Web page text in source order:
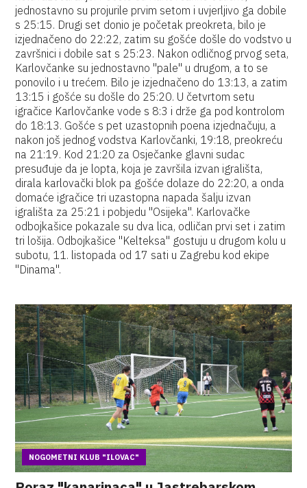
jednostavno su projurile prvim setom i uvjerljivo ga dobile
s 25:15. Drugi set donio je početak preokreta, bilo je
izjednačeno do 22:22, zatim su gošće došle do vodstvo u
završnici i dobile sat s 25:23. Nakon odličnog prvog seta,
Karlovčanke su jednostavno "pale" u drugom, a to se
ponovilo i u trećem. Bilo je izjednačeno do 13:13, a zatim
13:15 i gošće su došle do 25:20. U četvrtom setu
igračice Karlovčanke vode s 8:3 i drže ga pod kontrolom
do 18:13. Gošće s pet uzastopnih poena izjednačuju, a
nakon još jednog vodstva Karlovčanki, 19:18, preokreću
na 21:19. Kod 21:20 za Osječanke glavni sudac
presuđuje da je lopta, koja je završila izvan igrališta,
dirala karlovački blok pa gošće dolaze do 22:20, a onda
domaće igračice tri uzastopna napada šalju izvan
igrališta za 25:21 i pobjedu "Osijeka". Karlovačke
odbojkašice pokazale su dva lica, odličan prvi set i zatim
tri lošija. Odbojkašice "Kelteksa" gostuju u drugom kolu u
subotu, 11. listopada od 17 sati u Zagrebu kod ekipe
"Dinama".
NOGOMETNI KLUB "ILOVAC"